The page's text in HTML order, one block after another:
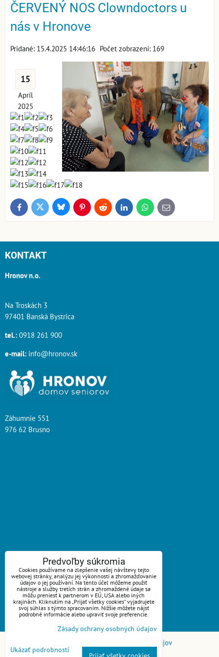
ČERVENÝ NOS Clowndoctors u
nás v Hronove
Pridané: 15.4.2025 14:46:16 Počet zobrazení: 169
15
Apríl
2025
FacebookTwitter BlueskyPinterestReddit LinkedInWhatsApp
E-
mail
KONTAKT
Hronov n.o.
Na Troskách 3
97401 Banská Bystrica
tel.: 0918 261 900
e-mail: info@hronov.sk
Záhumnie 551
976 62 Brusno
ZAVOLÁME VÁM SPÄŤ
Váš telefón:*
Zásady ochrany osobných údajov
Predvoľby súkromia
Cookies používame na zlepšenie vašej návštevy tejto
webovej stránky, analýzu jej výkonnosti a zhromažďovanie
údajov o jej používaní. Na tento účel môžeme použiť
nástroje a služby tretích strán a zhromaždené údaje sa
môžu preniesť k partnerom v EÚ, USA alebo iných
krajinách. Kliknutím na „Prijať všetky cookies“ vyjadrujete
svoj súhlas s týmto spracovaním. Nižšie môžete nájsť
podrobné informácie alebo upraviť svoje preferencie.
Zásady ochrany osobných údajov
Ukázať podrobnosti